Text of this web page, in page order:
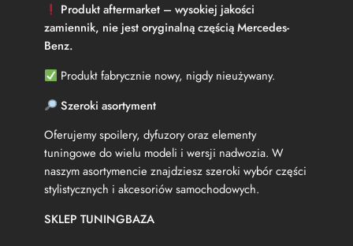
l
e
(
P
a
n
a
m
e
r
i
a
Produkt aftermarket – wysokiej jakości
zamiennik, nie jest oryginalną częścią Mercedes-
Benz.
Produkt fabrycznie nowy, nigdy nieużywany.
Szeroki asortyment
Oferujemy spoilery, dyfuzory oraz elementy
tuningowe do wielu modeli i wersji nadwozia. W
naszym asortymencie znajdziesz szeroki wybór części
stylistycznych i akcesoriów samochodowych.
SKLEP TUNINGBAZA